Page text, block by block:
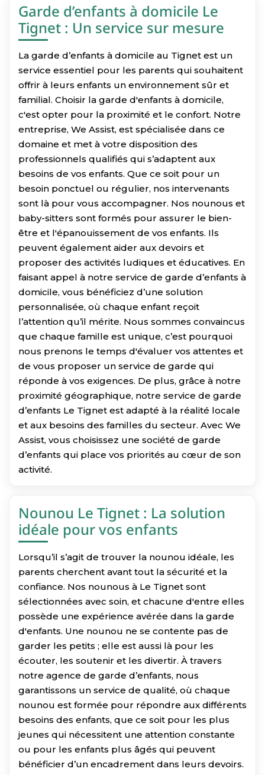
Garde d’enfants à domicile Le
Tignet : Un service sur mesure
La garde d’enfants à domicile au Tignet est un
service essentiel pour les parents qui souhaitent
offrir à leurs enfants un environnement sûr et
familial. Choisir la garde d'enfants à domicile,
c'est opter pour la proximité et le confort. Notre
entreprise, We Assist, est spécialisée dans ce
domaine et met à votre disposition des
professionnels qualifiés qui s’adaptent aux
besoins de vos enfants. Que ce soit pour un
besoin ponctuel ou régulier, nos intervenants
sont là pour vous accompagner. Nos nounous et
baby-sitters sont formés pour assurer le bien-
être et l'épanouissement de vos enfants. Ils
peuvent également aider aux devoirs et
proposer des activités ludiques et éducatives. En
faisant appel à notre service de garde d’enfants à
domicile, vous bénéficiez d’une solution
personnalisée, où chaque enfant reçoit
l’attention qu’il mérite. Nous sommes convaincus
que chaque famille est unique, c’est pourquoi
nous prenons le temps d'évaluer vos attentes et
de vous proposer un service de garde qui
réponde à vos exigences. De plus, grâce à notre
proximité géographique, notre service de garde
d’enfants Le Tignet est adapté à la réalité locale
et aux besoins des familles du secteur. Avec We
Assist, vous choisissez une société de garde
d’enfants qui place vos priorités au cœur de son
activité.
Nounou Le Tignet : La solution
idéale pour vos enfants
Lorsqu’il s’agit de trouver la nounou idéale, les
parents cherchent avant tout la sécurité et la
confiance. Nos nounous à Le Tignet sont
sélectionnées avec soin, et chacune d'entre elles
possède une expérience avérée dans la garde
d'enfants. Une nounou ne se contente pas de
garder les petits ; elle est aussi là pour les
écouter, les soutenir et les divertir. À travers
notre agence de garde d’enfants, nous
garantissons un service de qualité, où chaque
nounou est formée pour répondre aux différents
besoins des enfants, que ce soit pour les plus
jeunes qui nécessitent une attention constante
ou pour les enfants plus âgés qui peuvent
bénéficier d’un encadrement dans leurs devoirs.